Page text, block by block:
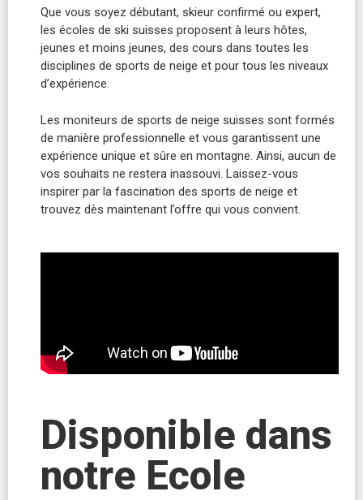
Que vous soyez débutant, skieur confirmé ou expert,
les écoles de ski suisses proposent à leurs hôtes,
jeunes et moins jeunes, des cours dans toutes les
disciplines de sports de neige et pour tous les niveaux
d’expérience.
Les moniteurs de sports de neige suisses sont formés
de manière professionnelle et vous garantissent une
expérience unique et sûre en montagne. Ainsi, aucun de
vos souhaits ne restera inassouvi. Laissez-vous
inspirer par la fascination des sports de neige et
trouvez dès maintenant l’offre qui vous convient.
Disponible dans
notre Ecole